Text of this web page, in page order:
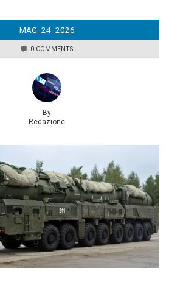
MAG 24 2026
0 COMMENTS
By
Redazione